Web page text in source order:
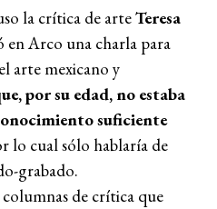
la crítica de arteTeresa
en Arco una charla para
arte mexicano y
por su edad, no estaba
suficiente
lo cual sólo hablaría de
grabado.
de crítica que